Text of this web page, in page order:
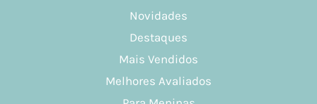
Novidades
Destaques
Mais Vendidos
Melhores Avaliados